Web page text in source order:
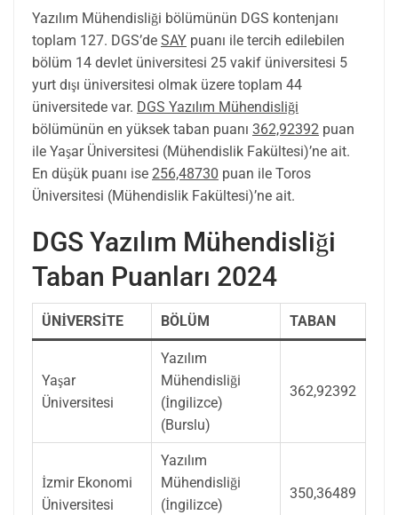
Yazılım Mühendisliği bölümünün DGS kontenjanı
toplam 127. DGS’de SAY puanı ile tercih edilebilen
bölüm 14 devlet üniversitesi 25 vakif üniversitesi 5
yurt dışı üniversitesi olmak üzere toplam 44
üniversitede var. DGS Yazılım Mühendisliği
bölümünün en yüksek taban puanı 362,92392 puan
ile Yaşar Üniversitesi (Mühendislik Fakültesi)’ne ait.
En düşük puanı ise 256,48730 puan ile Toros
Üniversitesi (Mühendislik Fakültesi)’ne ait.
DGS Yazılım Mühendisliği
Taban Puanları 2024
ÜNİVERSİTE BÖLÜM TABAN
Yaşar
Üniversitesi
Yazılım
Mühendisliği
(İngilizce)
(Burslu)
362,92392
İzmir Ekonomi
Üniversitesi
Yazılım
Mühendisliği
(İngilizce)
350,36489